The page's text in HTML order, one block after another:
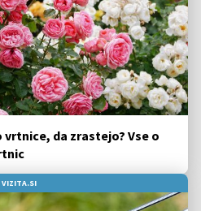
da zrastejo? Vse o
VIZITA.SI